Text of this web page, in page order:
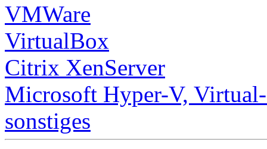
VMWare
VirtualBox
Citrix XenServer
Microsoft Hyper-V,
sonstiges